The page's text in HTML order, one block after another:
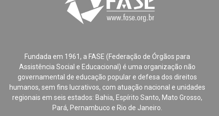
Fundada em 1961, a FASE (Federação de Órgãos para
Assistência Social e Educacional) é uma organização não
governamental de educação popular e defesa dos direitos
humanos, sem fins lucrativos, com atuação nacional e unidades
regionais em seis estados: Bahia, Espírito Santo, Mato Grosso,
Pará, Pernambuco e Rio de Janeiro.